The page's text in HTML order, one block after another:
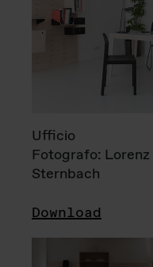
Ufficio
Fotografo: Lorenz
Sternbach
Download